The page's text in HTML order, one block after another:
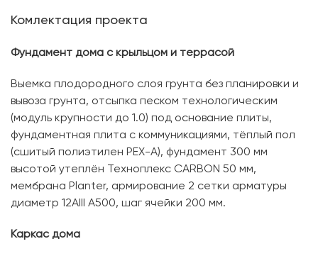
Комлектация проекта
Фундамент дома с крыльцом и террасой
Выемка плодородного слоя грунта без планировки и
вывоза грунта, отсыпка песком технологическим
(модуль крупности до 1.0) под основание плиты,
фундаментная плита с коммуникациями, тёплый пол
(сшитый полиэтилен PЕХ-А), фундамент 300 мм
высотой утеплён Техноплекс CARBON 50 мм,
мембрана Planter, армирование 2 сетки арматуры
диаметр 12AIII A500, шаг ячейки 200 мм.
Каркас дома